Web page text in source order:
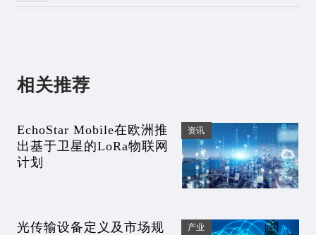
相关推荐
EchoStar Mobile在欧洲推
出基于卫星的LoRa物联网
计划
资讯
光传输设备定义及市场规
产业